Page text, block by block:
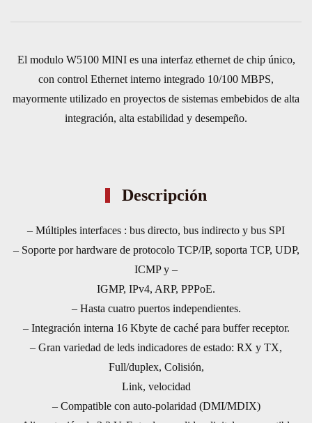
El modulo W5100 MINI es una interfaz ethernet de chip único,
con control Ethernet interno integrado 10/100 MBPS,
mayormente utilizado en proyectos de sistemas embebidos de alta
integración, alta estabilidad y desempeño.
Descripción
– Múltiples interfaces : bus directo, bus indirecto y bus SPI
– Soporte por hardware de protocolo TCP/IP, soporta TCP, UDP,
ICMP y –
IGMP, IPv4, ARP, PPPoE.
– Hasta cuatro puertos independientes.
– Integración interna 16 Kbyte de caché para buffer receptor.
– Gran variedad de leds indicadores de estado: RX y TX,
Full/duplex, Colisión,
Link, velocidad
– Compatible con auto-polaridad (DMI/MDIX)